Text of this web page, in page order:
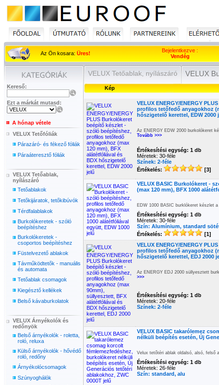
Az Ön kosara: Üres!
Bejelentkezve :
Vendég
Kereső:
Ezt a márkát mutasd:
A hónap vétele
VELUX Tetőfóliák
Párazáró- és fékező fóliák
Páraáteresztő fóliák
VELUX Tetőablak,
nyílászáró
Tetőablakok
Tetőkijáratok, tetőkibúvók
Térdfalablakok
Burkolókeretek - szóló
beépítéshez
Burkolókeretek -
csoportos beépítéshez
Füstelvezető ablakok
Távműködtetők - manuális
és automata
Tetőablak csomagok
Kiegésztő kellékek
Belső kávaburkolatok
VELUX Árnyékolók és
redőnyök
Belső árnyékolók - roletta,
roló, reluxa
Külső árnyékolók - hővédő
roló, redőny
Árnyékolócsomagok
Szúnyoghálók
VELUX Tetőablak, nyílászáró VELUX
Kép
VELUX ENERGY/ENERGY
profilos tetőfedő anyagokhoz
hőszigetelő kerettel, EDW 2000
Az ENERGY EDW 2000 burkolókeret
Tovább >>>
Értékesítési egység: 1 db
Méretek: 30-féle
Színek: 2-féle
Értékelés:
[3]
VELUX BASIC Burkolókeret -
(max 120 mm), BFX 1000
EDW 1000 BASIC burklókeret készlet
Értékesítési egység: 1 db
Méretek: 30-féle
Szín: Alumínium, standard
Értékelés:
[1]
VELUX ENERGY/ENERGY
profilos tetőfedő anyagokhoz
hőszigetelő kerettel, EDJ 2000
Az ENERGY EDJ 2000 süllyesztett
>>>
Értékesítési egység: 1 db
Méretek: 20-féle
Színek: 2-féle
VELUX BASIC takarólemez
nélküli beépítés esetén, Új
Velux tetőtéri ablak oldalsó, alsó,
Értékesítési egység: 1 db
Méretek: 26-féle
Szín: standard, alu